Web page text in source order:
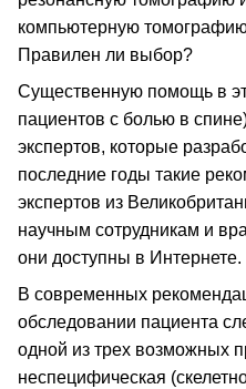
компьютерную
Правилен ли выбор?
Существенную помощь в
пациентов с болью в
экспертов, которые
последние годы такие
экспертов из
научным сотрудникам и
они доступны в Интернете.
В современных
обследовании пациента
одной из трех возможных
неспецифическая